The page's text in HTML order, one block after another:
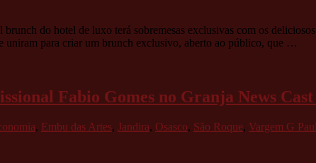
do hotel de luxo terá sobremesas exclusivas com os
para criar um brunch exclusivo, aberto ao público, que …
Fabio Gomes no Granja News Cast
, Embu das Artes, Jandira, Osasco, São Roque, Vargem G